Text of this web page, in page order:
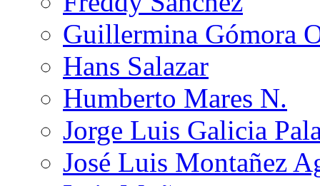
Guillermina Gómora
Hans Salazar
Humberto Mares N.
Jorge Luis Galicia
José Luis Montañez